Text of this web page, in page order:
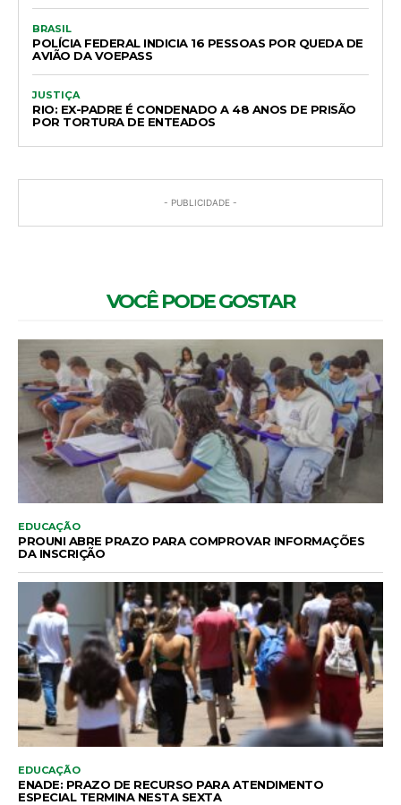
BRASIL
POLÍCIA FEDERAL INDICIA 16 PESSOAS POR QUEDA DE
AVIÃO DA VOEPASS
JUSTIÇA
RIO: EX-PADRE É CONDENADO A 48 ANOS DE PRISÃO
POR TORTURA DE ENTEADOS
- PUBLICIDADE -
VOCÊ PODE GOSTAR
EDUCAÇÃO
PROUNI ABRE PRAZO PARA COMPROVAR INFORMAÇÕES
DA INSCRIÇÃO
EDUCAÇÃO
ENADE: PRAZO DE RECURSO PARA ATENDIMENTO
ESPECIAL TERMINA NESTA SEXTA